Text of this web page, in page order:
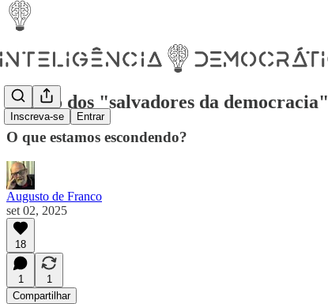
Inscreva-se Entrar
O coro dos "salvadores da democracia"
O que estamos escondendo?
Augusto de Franco
set 02, 2025
18
1
1
Compartilhar